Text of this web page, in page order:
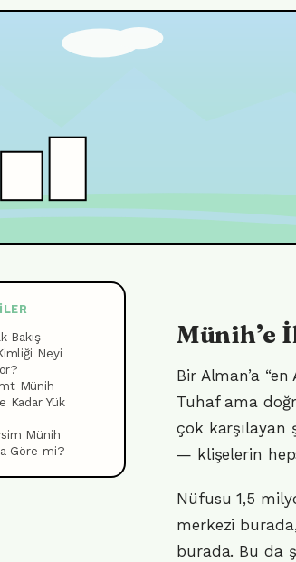
Bakış
Neyi
Münih
Kadar Yük
Münih
Göre mi?
Münih’e
Bir Alman’a
Tuhaf ama
çok karşılayan
— klişelerin
Nüfusu 1,5
merkezi
burada. Bu da